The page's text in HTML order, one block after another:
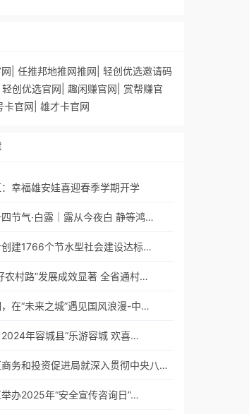
任推邦地推网推网 轻创优选邀请码
轻创优选官网 趣闲赚官网
赏帮赚官
卡官网 雄才卡官网
幸福雄安娃喜迎春季学期开学
节气·白露｜露从今夜白 静等鸿…
建1766个节水型社会建设达标…
农村路”发展成效显著 全省通村…
在“未来之城”遇见国风浪漫-中…
年容城县“乐游容城 欢喜…
务和投资促进局就深入贯彻中央八…
办2025年“安全宣传咨询日”…